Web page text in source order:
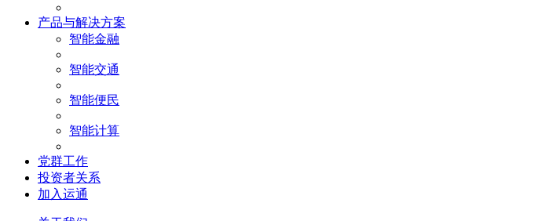
产品与解决方案
智能金融
智能交通
智能便民
智能计算
党群工作
投资者关系
加入运通